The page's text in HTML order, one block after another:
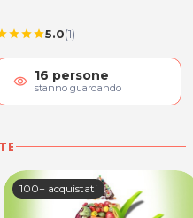
starstarstar5.0(1)
visibility 16 persone
stanno guardando
100+ acquistati